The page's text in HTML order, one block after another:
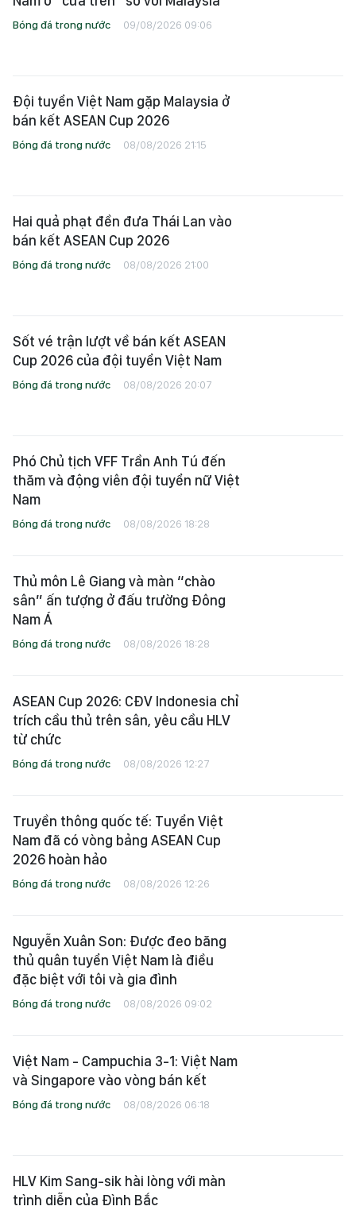
Bóng đá trong nước 09/08/2026 09:06
Đội tuyển Việt Nam gặp Malaysia ở
bán kết ASEAN Cup 2026
Bóng đá trong nước 08/08/2026 21:15
Hai quả phạt đền đưa Thái Lan vào
bán kết ASEAN Cup 2026
Bóng đá trong nước 08/08/2026 21:00
Sốt vé trận lượt về bán kết ASEAN
Cup 2026 của đội tuyển Việt Nam
Bóng đá trong nước 08/08/2026 20:07
Phó Chủ tịch VFF Trần Anh Tú đến
thăm và động viên đội tuyển nữ Việt
Nam
Bóng đá trong nước 08/08/2026 18:28
Thủ môn Lê Giang và màn “chào
sân” ấn tượng ở đấu trường Đông
Nam Á
Bóng đá trong nước 08/08/2026 18:28
ASEAN Cup 2026: CĐV Indonesia chỉ
trích cầu thủ trên sân, yêu cầu HLV
từ chức
Bóng đá trong nước 08/08/2026 12:27
Truyền thông quốc tế: Tuyển Việt
Nam đã có vòng bảng ASEAN Cup
2026 hoàn hảo
Bóng đá trong nước 08/08/2026 12:26
Nguyễn Xuân Son: Được đeo băng
thủ quân tuyển Việt Nam là điều
đặc biệt với tôi và gia đình
Bóng đá trong nước 08/08/2026 09:02
Việt Nam - Campuchia 3-1: Việt Nam
và Singapore vào vòng bán kết
Bóng đá trong nước 08/08/2026 06:18
HLV Kim Sang-sik hài lòng với màn
trình diễn của Đình Bắc